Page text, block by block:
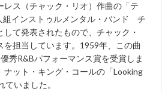
レス（チャック・リオ）作曲の「テ
組インストゥルメンタル・バンド チ
て発表されたもので、チャック・
を担当しています。1959年、この曲
秀R&Bパフォーマンス賞を受賞しま
ナット・キング・コールの「Looking
いました。